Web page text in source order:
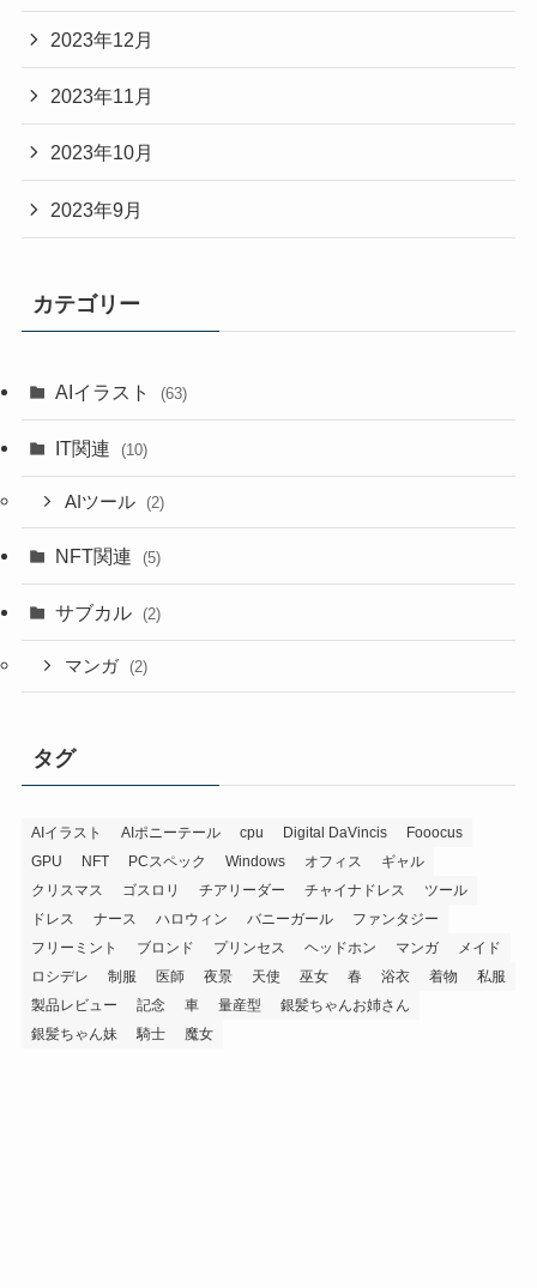
2023年12月
2023年11月
2023年10月
2023年9月
カテゴリー
AIイラスト (63)
IT関連 (10)
AIツール (2)
NFT関連 (5)
サブカル (2)
マンガ (2)
タグ
AIイラスト AIポニーテール cpu Digital DaVincis
Fooocus
GPU
NFT PCスペック Windows オフィス
ギャル
クリスマス
ゴスロリ チアリーダー チャイナドレス
ツール
ドレス
ナース ハロウィン バニーガール
ファンタジー
フリーミント
ブロンド プリンセス ヘッドホン マンガ
メイド
ロシデレ
制服 医師 夜景 天使 巫女 春 浴衣 着物
私服
製品レビュー
記念 車 量産型
銀髪ちゃんお姉さん
銀髪ちゃん妹
騎士 魔女